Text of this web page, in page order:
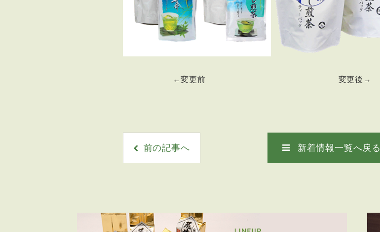
←変更前 変更後→
前の記事へ 新着情報一覧へ戻る